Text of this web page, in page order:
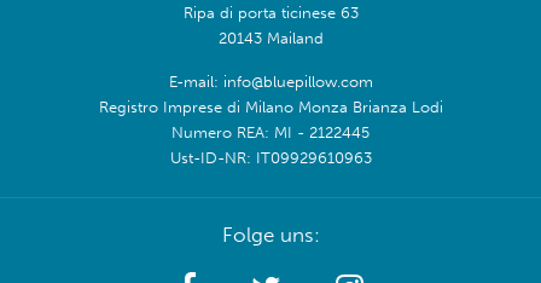
Ripa di porta ticinese 63
20143 Mailand
E-mail: info@bluepillow.com
Registro Imprese di Milano Monza Brianza Lodi
Numero REA: MI - 2122445
Ust-ID-NR: IT09929610963
Folge uns: